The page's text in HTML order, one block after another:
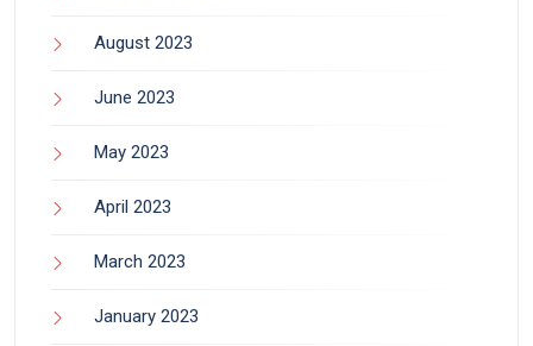
August 2023
June 2023
May 2023
April 2023
March 2023
January 2023